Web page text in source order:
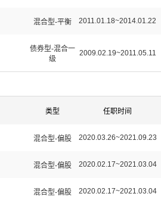
混合型-平衡 2011.01.18~2014.01.22
债券型-混合一
级
2009.02.19~2011.05.11
类型 任职时间
混合型-偏股 2020.03.26~2021.09.23
混合型-偏股 2020.02.17~2021.03.04
混合型-偏股 2020.02.17~2021.03.04